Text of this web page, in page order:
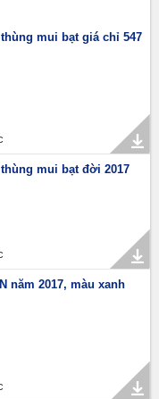
mui bạt giá chỉ 547
mui bạt đời 2017
năm 2017, màu xanh